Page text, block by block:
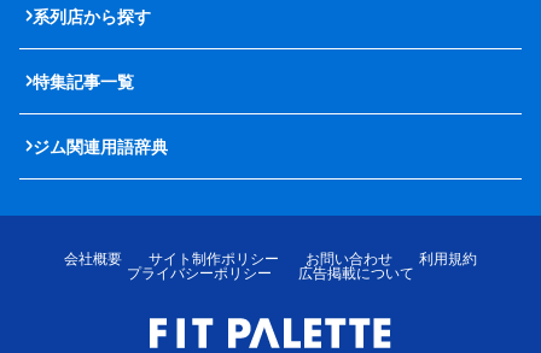
系列店から探す
特集記事一覧
ジム関連用語辞典
会社概要 サイト制作ポリシー お問い合わせ
利用規約
プライバシーポリシー
広告掲載について